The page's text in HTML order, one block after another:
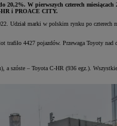
20,2%. W pierwszych czterech
HR i PROACE CITY.
Udział marki w polskim rynku po
4427 pojazdów. Przewaga Toyoty nad
a szóste – Toyota C-HR (936 egz.).